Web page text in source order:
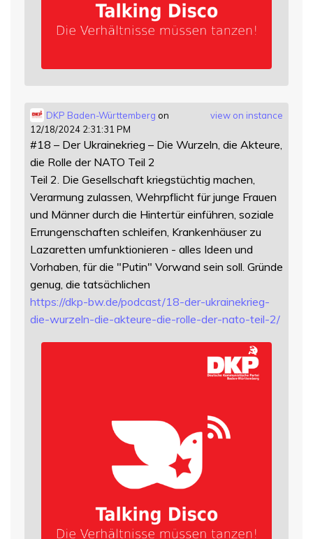
view on instance
DKP Baden-Württemberg on
12/18/2024 2:31:31 PM
#18 – Der Ukrainekrieg – Die Wurzeln, die Akteure,
die Rolle der NATO Teil 2
Teil 2. Die Gesellschaft kriegstüchtig machen,
Verarmung zulassen, Wehrpflicht für junge Frauen
und Männer durch die Hintertür einführen, soziale
Errungenschaften schleifen, Krankenhäuser zu
Lazaretten umfunktionieren - alles Ideen und
Vorhaben, für die "Putin" Vorwand sein soll. Gründe
genug, die tatsächlichen
https://dkp-bw.de/podcast/18-der-ukrainekrieg-
die-wurzeln-die-akteure-die-rolle-der-nato-teil-2/